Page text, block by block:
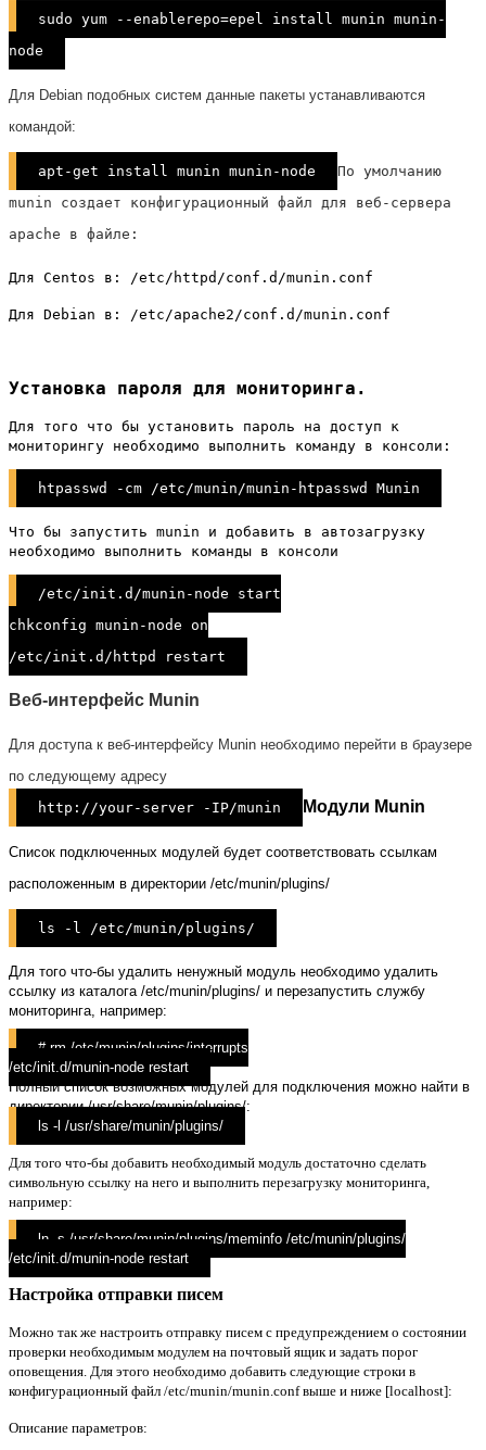
sudo yum --enablerepo=epel install munin munin-
node
Для Debian подобных систем данные пакеты устанавливаются
командой:
apt-get install munin munin-node
По умолчанию
munin создает конфигурационный файл для веб-сервера
apache в файле:
Для Centos в: /etc/httpd/conf.d/munin.conf
Для Debian в: /etc/apache2/conf.d/munin.conf
Установка пароля для мониторинга.
Для того что бы установить пароль на доступ к
мониторингу необходимо выполнить команду в консоли:
htpasswd -cm /etc/munin/munin-htpasswd Munin
Что бы запустить munin и добавить в автозагрузку
необходимо выполнить команды в консоли
/etc/init.d/munin-node start
chkconfig munin-node on
/etc/init.d/httpd restart
Веб-интерфейс Munin
Для доступа к веб-интерфейсу Munin необходимо перейти в браузере
по следующему адресу
http://your-server -IP/munin
Модули Munin
Список подключенных модулей будет соответствовать ссылкам
расположенным в директории /etc/munin/plugins/
ls -l /etc/munin/plugins/
Для того что-бы удалить ненужный модуль необходимо удалить
ссылку из каталога /etc/munin/plugins/ и перезапустить службу
мониторинга, например:
# rm /etc/munin/plugins/interrupts
/etc/init.d/munin-node restart
Полный список возможных модулей для подключения можно найти в
директории /usr/share/munin/plugins/:
ls -l /usr/share/munin/plugins/
Для того что-бы добавить необходимый модуль достаточно сделать
символьную ссылку на него и выполнить перезагрузку мониторинга,
например:
ln -s /usr/share/munin/plugins/meminfo /etc/munin/plugins/
/etc/init.d/munin-node restart
Настройка отправки писем
Можно так же настроить отправку писем с предупреждением о состоянии
проверки необходимым модулем на почтовый ящик и задать порог
оповещения. Для этого необходимо добавить следующие строки в
конфигурационный файл /etc/munin/munin.conf выше и ниже [localhost]:
Описание параметров: